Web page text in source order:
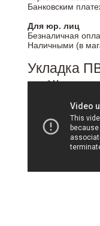
*
Банковским
Для юр. лиц
Безналичная
Наличными (в
Укладка